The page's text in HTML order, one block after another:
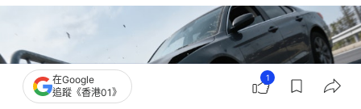
在Google
追蹤《香港01》
1